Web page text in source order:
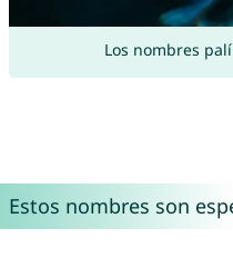
Los nombres
Estos nombres son